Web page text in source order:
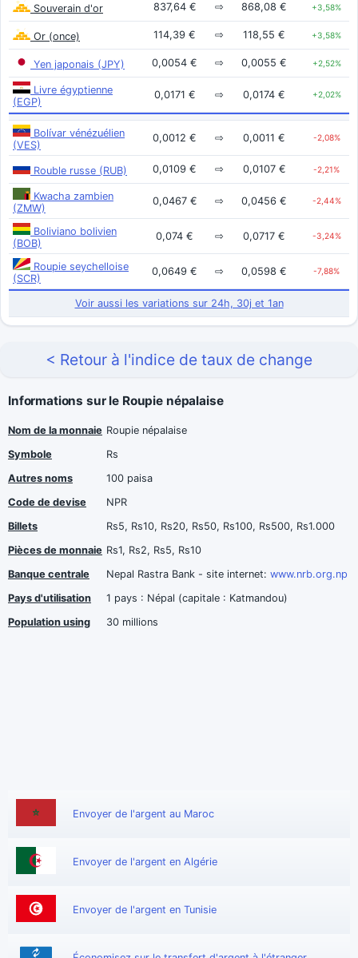
Souverain d'or 837,64 € ⇨ 868,08 € +3,58%
Or (once) 114,39 € ⇨ 118,55 € +3,58%
Yen japonais (JPY) 0,0054 € ⇨ 0,0055 € +2,52%
Livre égyptienne
(EGP)
0,0171 € ⇨ 0,0174 € +2,02%
Bolívar vénézuélien
(VES)
0,0012 € ⇨ 0,0011 € -2,08%
Rouble russe (RUB) 0,0109 € ⇨ 0,0107 € -2,21%
Kwacha zambien
(ZMW)
0,0467 € ⇨ 0,0456 € -2,44%
Boliviano bolivien
(BOB)
0,074 € ⇨ 0,0717 € -3,24%
Roupie seychelloise
(SCR)
0,0649 € ⇨ 0,0598 € -7,88%
Voir aussi les variations sur 24h, 30j et 1an
< Retour à l'indice de taux de change
Informations sur le Roupie népalaise
Nom de la monnaie Roupie népalaise
Symbole
Rs
Autres noms
100 paisa
Code de devise
NPR
Billets
Rs5, Rs10, Rs20, Rs50, Rs100, Rs500, Rs1.000
Pièces de monnaie Rs1, Rs2, Rs5, Rs10
Banque centrale
Nepal Rastra Bank - site internet: www.nrb.org.np
Pays d'utilisation
1 pays : Népal (capitale : Katmandou)
Population using
30 millions
Envoyer de l'argent au Maroc
Envoyer de l'argent en Algérie
Envoyer de l'argent en Tunisie